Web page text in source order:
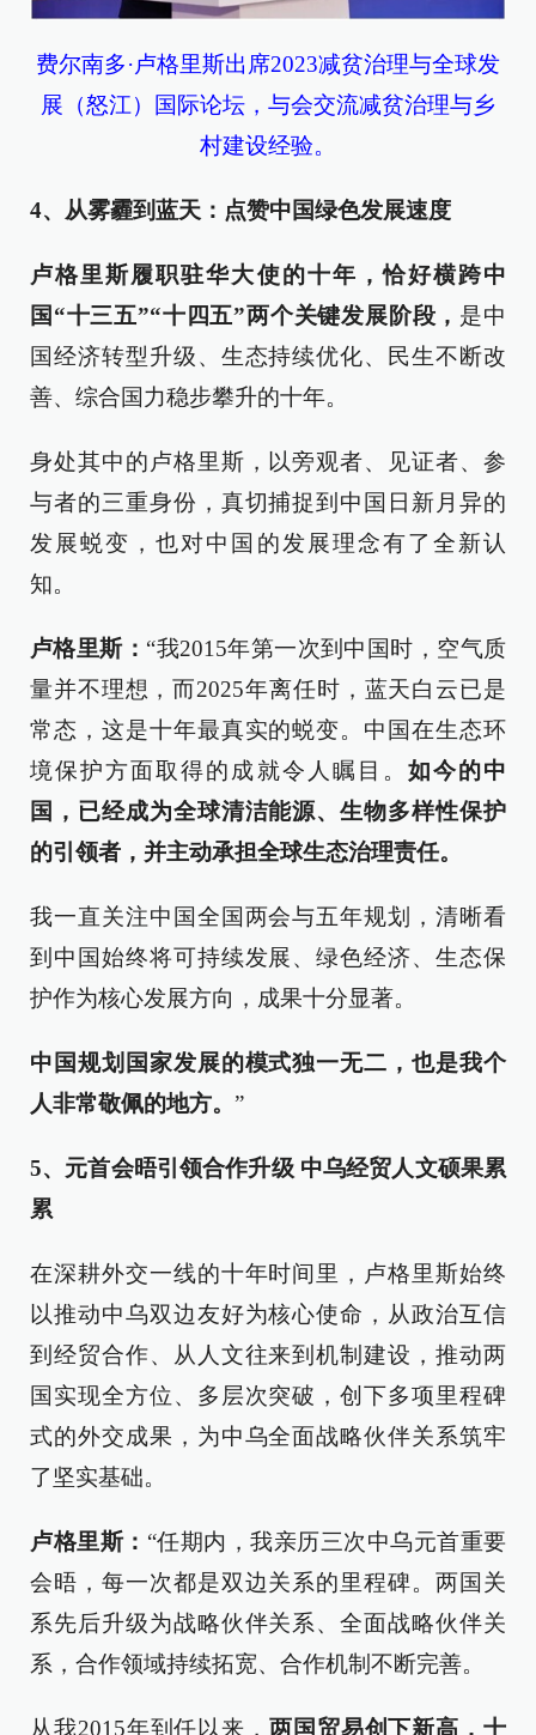
费尔南多·卢格里斯出席2023减贫治理与全球发
展（怒江）国际论坛，与会交流减贫治理与乡
村建设经验。
4、从雾霾到蓝天：点赞中国绿色发展速度
卢格里斯履职驻华大使的十年，恰好横跨中
国“十三五”“十四五”两个关键发展阶段， 是中
国经济转型升级、生态持续优化、民生不断改
善、综合国力稳步攀升的十年。
身处其中的卢格里斯，以旁观者、见证者、参
与者的三重身份，真切捕捉到中国日新月异的
发展蜕变，也对中国的发展理念有了全新认
知。
卢格里斯： “我2015年第一次到中国时，空气质
量并不理想，而2025年离任时，蓝天白云已是
常态，这是十年最真实的蜕变。中国在生态环
境保护方面取得的成就令人瞩目。 如今的中
国，已经成为全球清洁能源、生物多样性保护
的引领者，并主动承担全球生态治理责任。
我一直关注中国全国两会与五年规划，清晰看
到中国始终将可持续发展、绿色经济、生态保
护作为核心发展方向，成果十分显著。
中国规划国家发展的模式独一无二，也是我个
人非常敬佩的地方。 ”
5、元首会晤引领合作升级 中乌经贸人文硕果累
累
在深耕外交一线的十年时间里，卢格里斯始终
以推动中乌双边友好为核心使命，从政治互信
到经贸合作、从人文往来到机制建设，推动两
国实现全方位、多层次突破，创下多项里程碑
式的外交成果，为中乌全面战略伙伴关系筑牢
了坚实基础。
卢格里斯： “任期内，我亲历三次中乌元首重要
会晤，每一次都是双边关系的里程碑。两国关
系先后升级为战略伙伴关系、全面战略伙伴关
系，合作领域持续拓宽、合作机制不断完善。
从我2015年到任以来， 两国贸易创下新高，十